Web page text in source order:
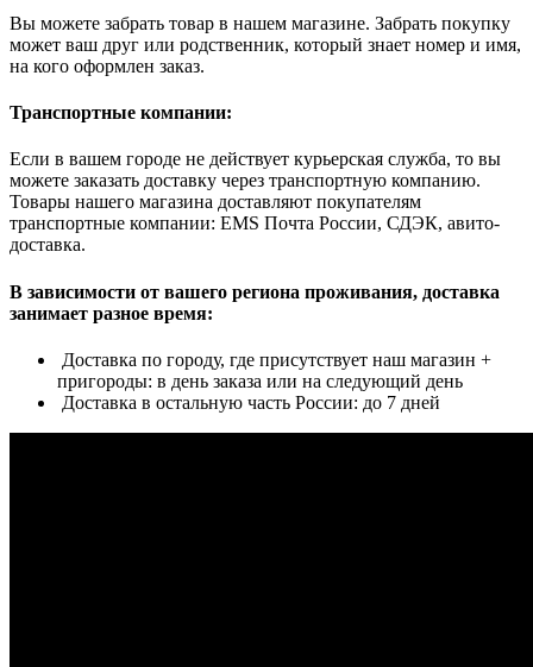
Вы можете забрать товар в нашем магазине. Забрать покупку
может ваш друг или родственник, который знает номер и имя,
на кого оформлен заказ.
Транспортные компании:
Если в вашем городе не действует курьерская служба, то вы
можете заказать доставку через транспортную компанию.
Товары нашего магазина доставляют покупателям
транспортные компании: EMS Почта России, СДЭК, авито-
доставка.
В зависимости от вашего региона проживания, доставка
занимает разное время:
Доставка по городу, где присутствует наш магазин +
пригороды: в день заказа или на следующий день
Доставка в остальную часть России: до 7 дней